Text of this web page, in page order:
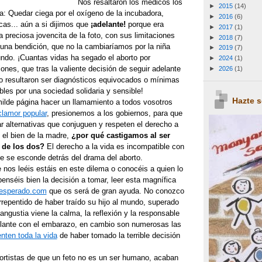
Nos resaltaron los médicos los
Quedar ciega por el oxígeno de la incubadora,
aún a si dijimos que ¡adelante! porque era
preciosa jovencita de la foto, con sus limitaciones
bendición, que no la cambiaríamos por la niña
¡Cuantas vidas ha segado el aborto por
que tras la valiente decisión de seguir adelante
resultaron ser diagnósticos equivocados o mínimas
por una sociedad solidaria y sensible!
página hacer un llamamiento a todos vosotros
popular, presionemos a los gobiernos, para que
alternativas que conjuguen y respeten el derecho a
bien de la madre, ¿por qué castigamos al ser
los dos?El derecho a la vida es incompatible con
se esconde detrás del drama del aborto.
nos leéis estáis en este dilema o conocéis a quien lo
bien la decisión a tomar, leer esta magnífica
que os será de gran ayuda. No conozco
de haber traído su hijo al mundo, superado
viene la calma, la reflexión y la responsable
con el embarazo, en cambio son numerosas las
toda la vidade haber tomado la terrible decisión
de que un feto no es un ser humano, acaban
► 2015 (14)
► 2016 (6)
► 2017 (1)
► 2018 (7)
► 2019 (7)
► 2024 (1)
► 2026 (1)
Hazte